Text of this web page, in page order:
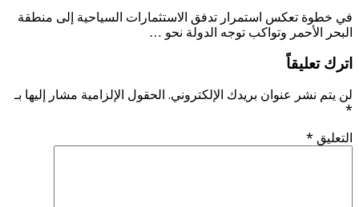
في خطوة تعكس استمرار تدفق الاستثمارات السياحية إلى منطقة
البحر الأحمر وتواكب توجه الدولة نحو …
اترك تعليقاً
لن يتم نشر عنوان بريدك الإلكتروني. الحقول الإلزامية مشار إليها بـ
*
التعليق *